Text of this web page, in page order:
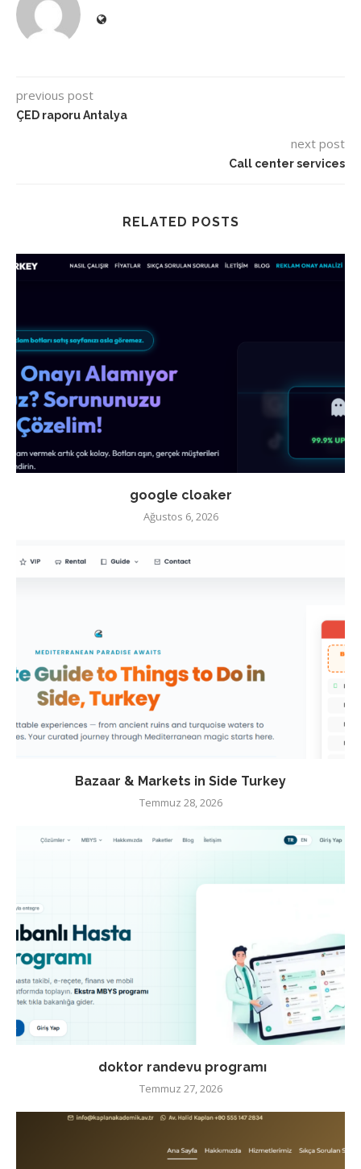
previous post
ÇED raporu Antalya
next post
Call center services
RELATED POSTS
google cloaker
Ağustos 6, 2026
Bazaar & Markets in Side Turkey
Temmuz 28, 2026
doktor randevu programı
Temmuz 27, 2026